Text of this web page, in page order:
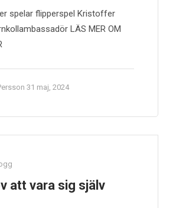
spelar flipperspel Kristoffer
LÄS MER OM
31 maj, 2024
att vara sig själv